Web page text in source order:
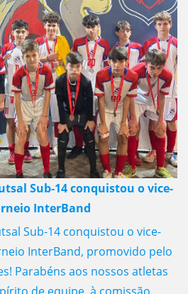
Sub-14 conquistou o vice-
InterBand
Sub-14 conquistou o vice-
InterBand, promovido pelo
Parabéns aos nossos atletas